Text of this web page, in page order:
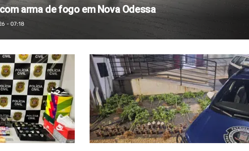
arma de fogo em Nova Odessa
- 07:18